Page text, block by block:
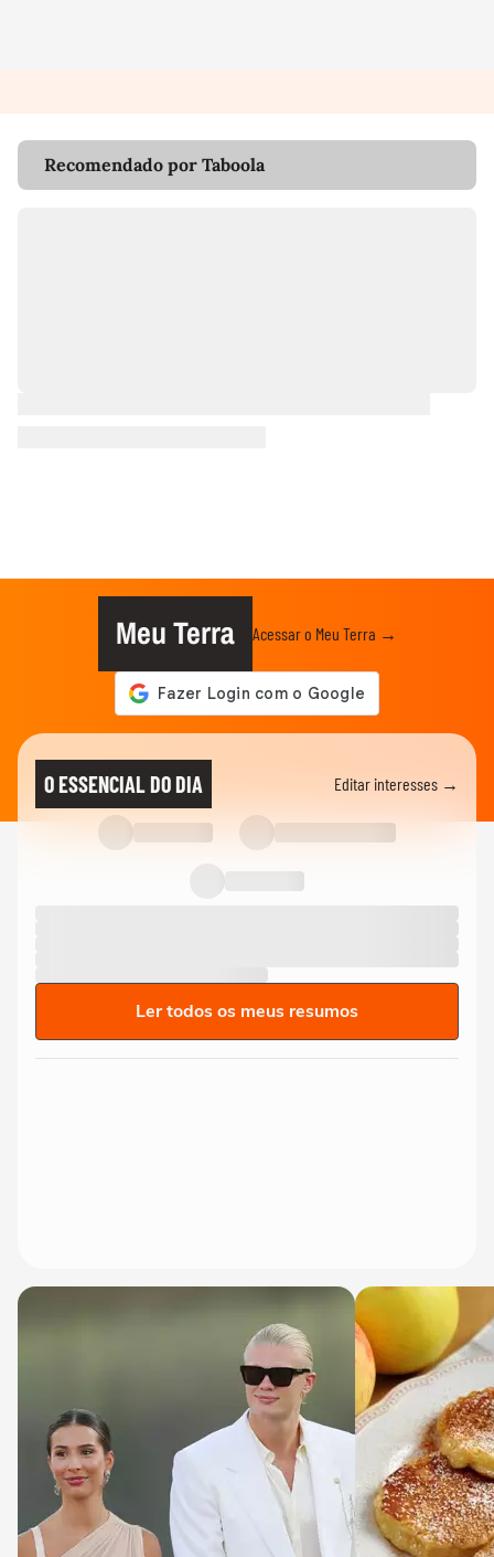
Recomendado por Taboola
Meu Terra Acessar o Meu Terra →
O ESSENCIAL DO DIA Editar interesses →
Ler todos os meus resumos